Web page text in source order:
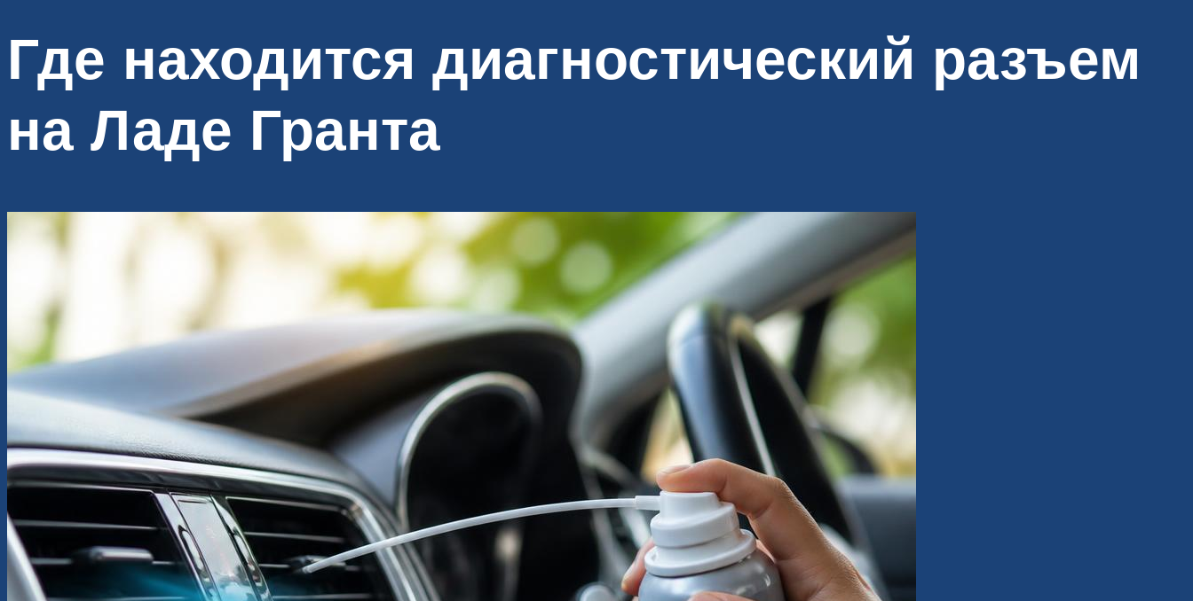
Где находится диагностический разъем
на Ладе Гранта